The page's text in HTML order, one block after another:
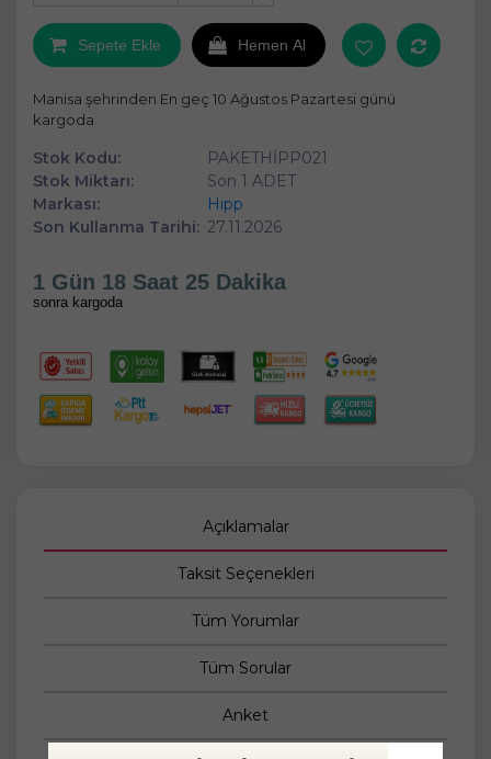
Sepete Ekle Hemen Al
Manisa şehrinden En geç 10 Ağustos Pazartesi günü
kargoda
Stok Kodu:
PAKETHİPP021
Stok Miktarı:
Son 1 ADET
Markası:
Hipp
Son Kullanma Tarihi: 27.11.2026
1 Gün 18 Saat 25 Dakika
sonra kargoda
Açıklamalar
Taksit Seçenekleri
Tüm Yorumlar
Tüm Sorular
Anket